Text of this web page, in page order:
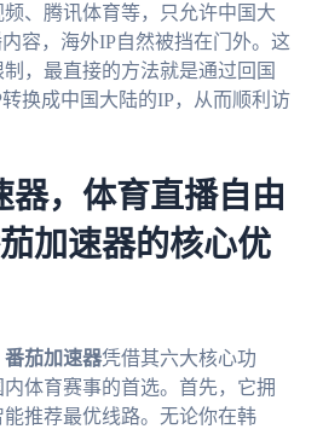
、腾讯体育等，只允许中国大
容，海外IP自然被挡在门外。这
，最直接的方法就是通过回国
换成中国大陆的IP，从而顺利访
器，体育直播自由
加速器的核心优
番茄加速器凭借其六大核心功
体育赛事的首选。首先，它拥
推荐最优线路。无论你在韩